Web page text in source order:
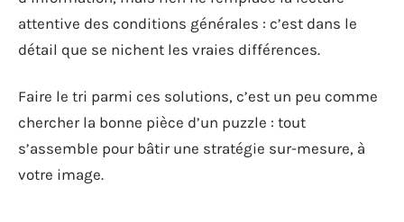
attentive des conditions générales : c’est dans le
détail que se nichent les vraies différences.
Faire le tri parmi ces solutions, c’est un peu comme
chercher la bonne pièce d’un puzzle : tout
s’assemble pour bâtir une stratégie sur-mesure, à
votre image.